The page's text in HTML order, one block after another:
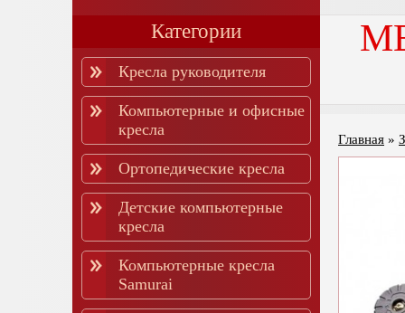
Категории
Кресла руководителя
Компьютерные и офисные
кресла
Ортопедические кресла
Детские компьютерные
кресла
Компьютерные кресла
Samurai
Главная »